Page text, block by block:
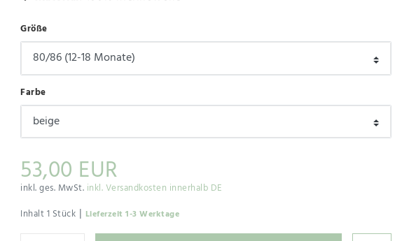
Größe
Farbe
53,00 EUR
inkl. ges. MwSt. inkl. Versandkosten innerhalb DE
Inhalt1 Stück | Lieferzeit 1-3 Werktage